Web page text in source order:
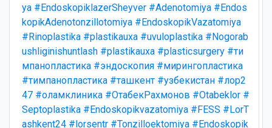
ya #EndoskopiklazerSheyver #Adenotomiya #Endos
kopikAdenotonzillotomiya #EndoskopikVazatomiya
#Rinoplastika #plastikauxa #uvuloplastika #Nogorab
ushliginishuntlash #plastikauxa #plasticsurgery #ти
мпанопластика #эндоскопия #мирингопластика
#тимпанопластика #ташкент #узбекистан #лор2
47 #оламклиника #ОтабекРахмонов #Otabeklor #
Septoplastika #Endoskopikvazatomiya #FESS #LorT
ashkent24 #lorsentr #Tonzilloektomiya #Endoskopik